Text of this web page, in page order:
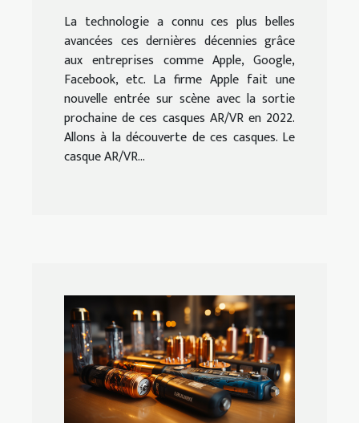
La technologie a connu ces plus belles
avancées ces dernières décennies grâce
aux entreprises comme Apple, Google,
Facebook, etc. La firme Apple fait une
nouvelle entrée sur scène avec la sortie
prochaine de ces casques AR/VR en 2022.
Allons à la découverte de ces casques. Le
casque AR/VR...